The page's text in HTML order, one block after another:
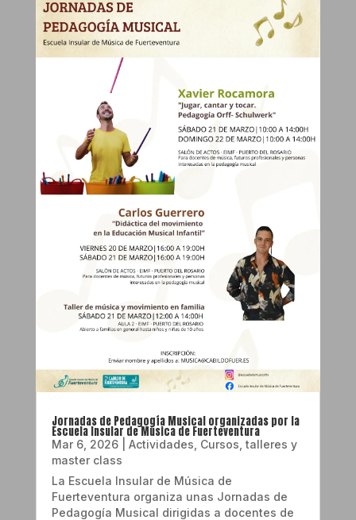
Jornadas de Pedagogía Musical organizadas por la
Escuela Insular de Música de Fuerteventura
Mar 6, 2026| Actividades Cursos, talleres y
master class
La Escuela Insular de Música de
Fuerteventura organiza unas Jornadas de
Pedagogía Musical dirigidas a docentes de